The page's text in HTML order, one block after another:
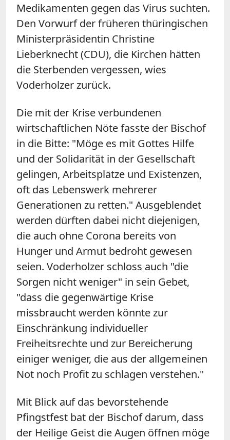
Medikamenten gegen das Virus suchten.
Den Vorwurf der früheren thüringischen
Ministerpräsidentin Christine
Lieberknecht (CDU), die Kirchen hätten
die Sterbenden vergessen, wies
Voderholzer zurück.
Die mit der Krise verbundenen
wirtschaftlichen Nöte fasste der Bischof
in die Bitte: "Möge es mit Gottes Hilfe
und der Solidarität in der Gesellschaft
gelingen, Arbeitsplätze und Existenzen,
oft das Lebenswerk mehrerer
Generationen zu retten." Ausgeblendet
werden dürften dabei nicht diejenigen,
die auch ohne Corona bereits von
Hunger und Armut bedroht gewesen
seien. Voderholzer schloss auch "die
Sorgen nicht weniger" in sein Gebet,
"dass die gegenwärtige Krise
missbraucht werden könnte zur
Einschränkung individueller
Freiheitsrechte und zur Bereicherung
einiger weniger, die aus der allgemeinen
Not noch Profit zu schlagen verstehen."
Mit Blick auf das bevorstehende
Pfingstfest bat der Bischof darum, dass
der Heilige Geist die Augen öffnen möge